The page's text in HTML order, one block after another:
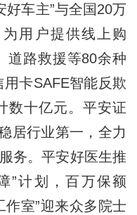
好车主”与全国20万
用户提供线上购
道路救援等80余种
卡SAFE智能反欺
数十亿元。平安证
居行业第一，全力
务。平安好医生推
”计划，百万保额
作室”迎来众多院士